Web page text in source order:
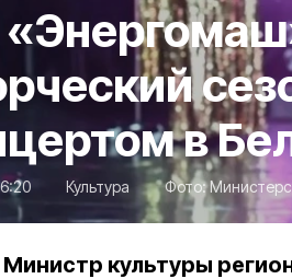
в
Культура Фото:
Министр культуры